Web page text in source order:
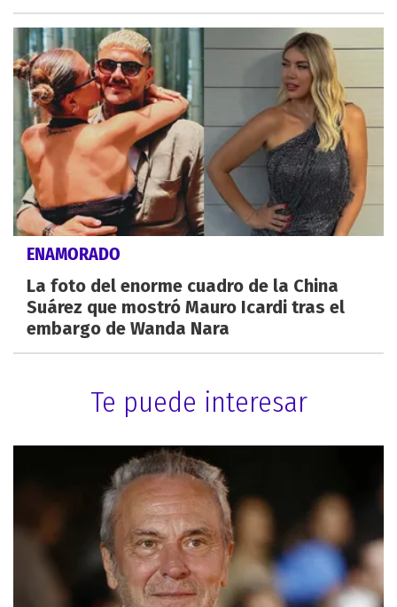
ENAMORADO
La foto del enorme cuadro de la China
Suárez que mostró Mauro Icardi tras el
embargo de Wanda Nara
Te puede interesar